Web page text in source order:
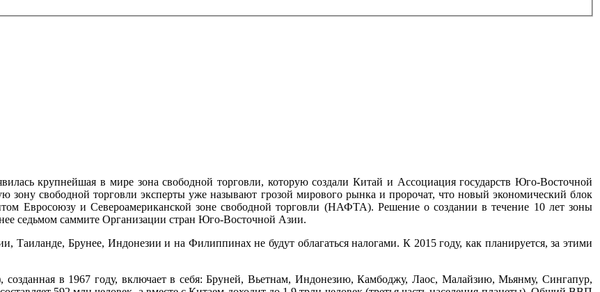
крупнейшая в мире зона свободной торговли, которую создали Китай и Ассоциация государств Юго-Восточной
свободной торговли эксперты уже называют грозой мирового рынка и пророчат, что новый экономический блок
Евросоюзу и Североамериканской зоне свободной торговли (НАФТА). Решение о создании в течение 10 лет зоны
седьмом саммите Организации стран Юго-Восточной Азии.
Таиланде, Брунее, Индонезии и на Филиппинах не будут облагаться налогами. К 2015 году, как планируется, за этими
в 1967 году, включает в себя: Бруней, Вьетнам, Индонезию, Камбоджу, Лаос, Малайзию, Мьянму, Сингапур,